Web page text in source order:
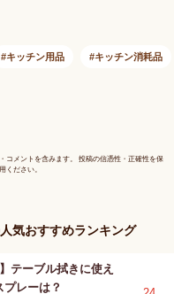
持ち 水切れ よい
キッチン
キッチン用品 キッチン消耗品
コメントを含みます。 投稿の信憑性・正確性を保
ください。
気おすすめランキング
テーブル拭きに使え
レーは？